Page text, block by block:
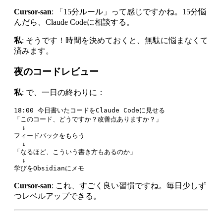
Cursor-san: 「15分ルール」って感じですかね。15分悩
んだら、Claude Codeに相談する。
私: そうです！時間を決めておくと、無駄に悩まなくて
済みます。
夜のコードレビュー
私: で、一日の終わりに：
18:00 今日書いたコードをClaude Codeに見せる
「このコード、どうですか？改善点ありますか？」
  ↓
フィードバックをもらう
  ↓
「なるほど、こういう書き方もあるのか」
  ↓
Cursor-san: これ、すごく良い習慣ですね。毎日少しず
つレベルアップできる。